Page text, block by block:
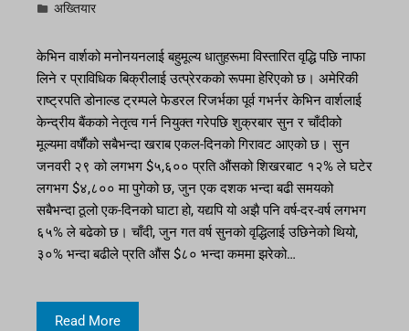
अख्तियार
केभिन वार्शको मनोनयनलाई बहुमूल्य धातुहरूमा विस्तारित वृद्धि पछि नाफा
लिने र प्राविधिक बिक्रीलाई उत्प्रेरकको रूपमा हेरिएको छ। अमेरिकी
राष्ट्रपति डोनाल्ड ट्रम्पले फेडरल रिजर्भका पूर्व गभर्नर केभिन वार्शलाई
केन्द्रीय बैंकको नेतृत्व गर्न नियुक्त गरेपछि शुक्रबार सुन र चाँदीको
मूल्यमा वर्षौंको सबैभन्दा खराब एकल-दिनको गिरावट आएको छ। सुन
जनवरी २९ को लगभग $५,६०० प्रति औंसको शिखरबाट १२% ले घटेर
लगभग $४,८०० मा पुगेको छ, जुन एक दशक भन्दा बढी समयको
सबैभन्दा ठूलो एक-दिनको घाटा हो, यद्यपि यो अझै पनि वर्ष-दर-वर्ष लगभग
६५% ले बढेको छ। चाँदी, जुन गत वर्ष सुनको वृद्धिलाई उछिनेको थियो,
३०% भन्दा बढीले प्रति औंस $८० भन्दा कममा झरेको…
Read More